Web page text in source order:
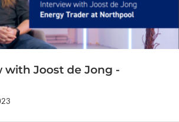
with Joost de Jong -